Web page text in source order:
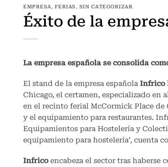
EMPRESA, FERIAS , SIN CATEGORIZAR
Éxito de la
La empresa española se consolida
El stand de la empresa española Infrico
Chicago, el certamen, especializado en
en el recinto ferial McCormick Place de
y el equipamiento para restaurantes.
Equipamientos para Hostelería y
equipamiento para hostelería’, cuenta
Infricoencabeza el sector tras haberse